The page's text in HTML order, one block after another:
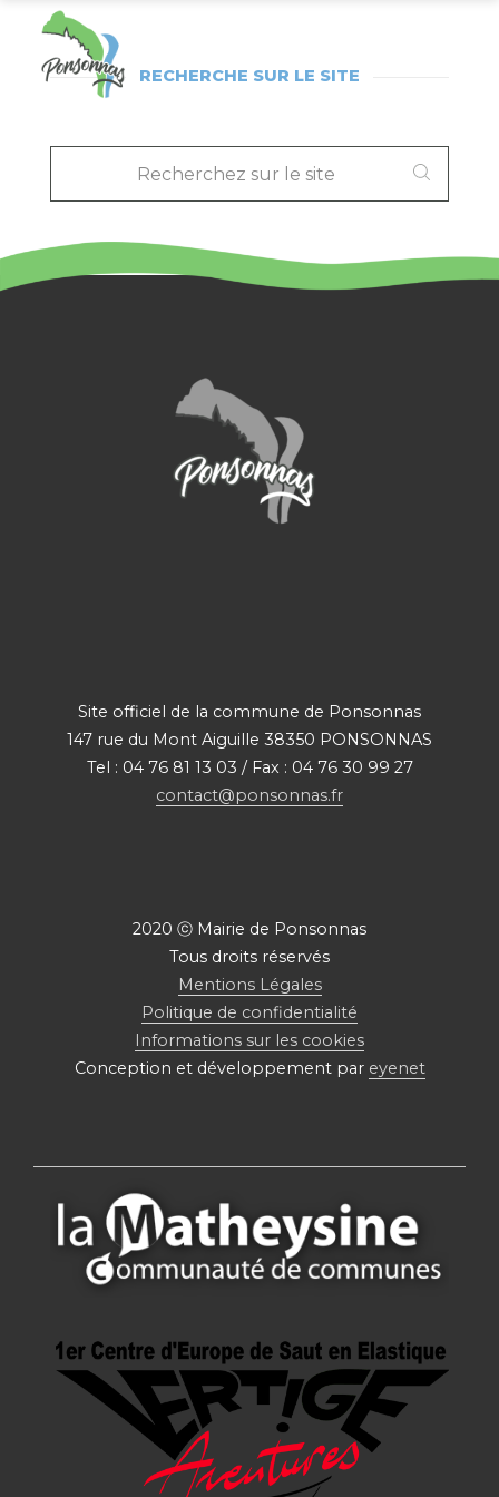
RECHERCHE SUR LE SITE
RECHERCHEZ
LE
SITE
Site officiel de la commune de Ponsonnas
147 rue du Mont Aiguille 38350 PONSONNAS
Tel : 04 76 81 13 03 / Fax : 04 76 30 99 27
contact@ponsonnas.fr
2020 ⓒ Mairie de Ponsonnas
Tous droits réservés
Mentions Légales
Politique de confidentialité
Informations sur les cookies
Conception et développement par eyenet